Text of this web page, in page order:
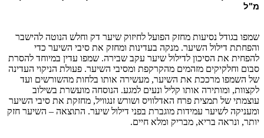
מ"ל
שמפו בגודל נסיעות מחזק הפועל לחיזוק שיער דק וחלש הנוטה להישבר
והפחתת דילול השיער. מנקה בעדינות ומחזק את סיבי השיער כדי
להפחית את הסיכון לדילול שיער עקב שבירה. שמפו עדין במיוחד להסרת
סבום וחלקיקים מזהמים מהקרקפת ומסיבי השיער. פעולת הניקוי העדינה
של השמפו מרככת את השיער, מעשירה אותו בלחות מהשורשים ועד
לקצוות, ומותירה אותו קליל ונעים למגע. הנוסחה מועשרת בשילוב
עוצמתי של תמצית פרח האדלוויס ושורש זנגוויל, מחזקת את סיבי השיער
ומעניקה לשיער עמידות מוגברת בפני דילול שיער. התוצאה – השיער חזק
יותר, ונראה בריא, מבריק ומלא חיים.